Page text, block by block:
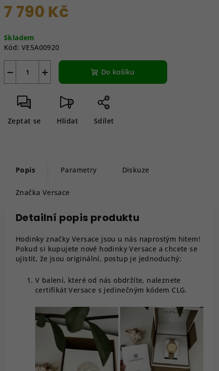
7 790 Kč
cena:
Skladem
Kód: VE5A00920
+
− Do košíku
Zeptat se Hlídat Sdílet
Popis Parametry Diskuze
Značka Versace
Detailní popis produktu
Hodinky značky Versace jsou u nás naprostým hitem!
Pokud si kupujete nové hodinky Versace a chcete se
ujistit, že jsou originální, postup je jednoduchý:
V balení, které od nás obdržíte, naleznete
certifikát Versace s jedinečným kódem CLG.